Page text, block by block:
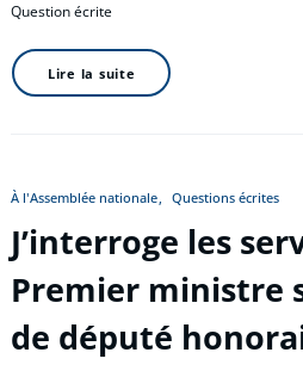
Question écrite
Lire la suite
À l'Assemblée nationale Questions écrites
J’interroge les
Premier ministre
de député